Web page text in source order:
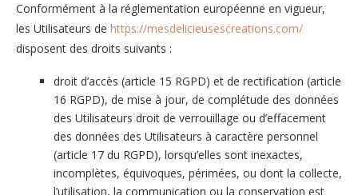
Conformément à la réglementation européenne en vigueur,
les Utilisateurs de https://mesdelicieusescreations.com/
disposent des droits suivants :
droit d’accès (article 15 RGPD) et de rectification (article
16 RGPD), de mise à jour, de complétude des données
des Utilisateurs droit de verrouillage ou d’effacement
des données des Utilisateurs à caractère personnel
(article 17 du RGPD), lorsqu’elles sont inexactes,
incomplètes, équivoques, périmées, ou dont la collecte,
l’utilisation, la communication ou la conservation est